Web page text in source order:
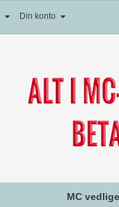
Din konto
MC